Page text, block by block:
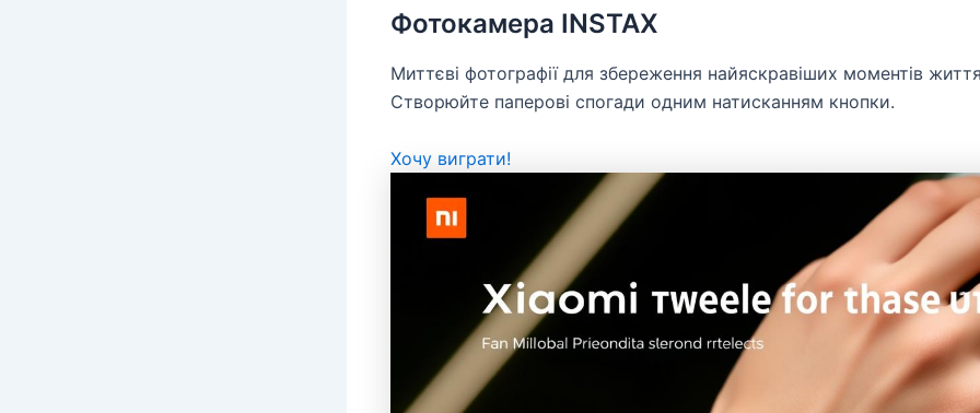
Фотокамера INSTAX
Миттєві фотографії для збереження найяскравіших моментів
Створюйте паперові спогади одним натисканням кнопки.
Хочу виграти!